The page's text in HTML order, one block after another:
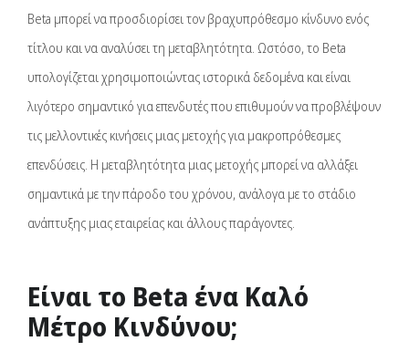
Beta μπορεί να προσδιορίσει τον βραχυπρόθεσμο κίνδυνο ενός
τίτλου και να αναλύσει τη μεταβλητότητα. Ωστόσο, το Beta
υπολογίζεται χρησιμοποιώντας ιστορικά δεδομένα και είναι
λιγότερο σημαντικό για επενδυτές που επιθυμούν να προβλέψουν
τις μελλοντικές κινήσεις μιας μετοχής για μακροπρόθεσμες
επενδύσεις. Η μεταβλητότητα μιας μετοχής μπορεί να αλλάξει
σημαντικά με την πάροδο του χρόνου, ανάλογα με το στάδιο
ανάπτυξης μιας εταιρείας και άλλους παράγοντες.
Είναι το Beta ένα Καλό
Μέτρο Κινδύνου;